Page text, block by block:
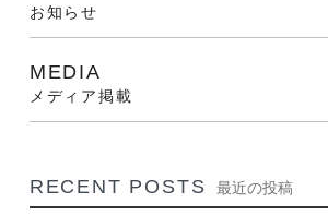
お知らせ
MEDIA
メディア掲載
RECENT POSTS 最近の投稿